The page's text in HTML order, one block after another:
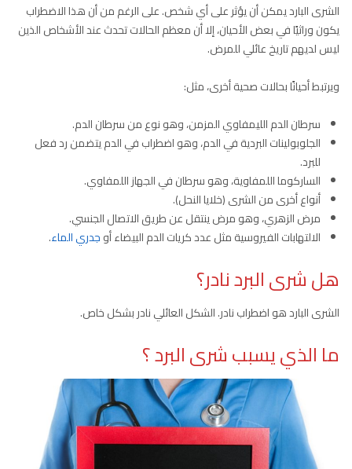
الشرى البارد يمكن أن يؤثر على أي شخص. على الرغم من أن هذا الاضطراب
يكون وراثيًا في بعض الأحيان، إلا أن معظم الحالات تحدث عند الأشخاص الذين
ليس لديهم تاريخ عائلي للمرض.
ويرتبط أحيانًا بحالات صحية أخرى، مثل:
سرطان الدم الليمفاوي المزمن، وهو نوع من سرطان الدم.
الجلوبولينات البردية في الدم، وهو اضطراب في الدم يتضمن رد فعل
للبرد.
الساركوما اللمفاوية، وهو سرطان في الجهاز اللمفاوي.
أنواع أخرى من الشرى (خلايا النحل).
مرض الزهري، وهو مرض ينتقل عن طريق الاتصال الجنسي.
الالتهابات الفيروسية مثل عدد كريات الدم البيضاء أوجدري الماء.
هل شرى البرد نادر؟
الشرى البارد هو اضطراب نادر. الشكل العائلي نادر بشكل خاص.
ما الذي يسبب شرى البرد ؟